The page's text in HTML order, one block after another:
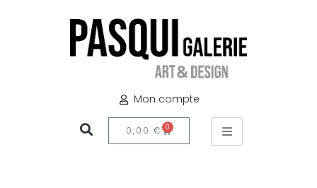
Mon compte
0,00 € 0